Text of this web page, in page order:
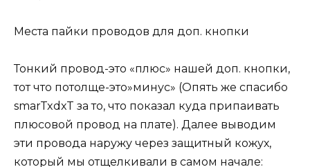
Места пайки проводов для доп. кнопки
Тонкий провод-это «плюс» нашей доп. кнопки,
тот что потолще-это»минус» (Опять же спасибо
smarTxdxT за то, что показал куда припаивать
плюсовой провод на плате). Далее выводим
эти провода наружу через защитный кожух,
который мы отщелкивали в самом начале: